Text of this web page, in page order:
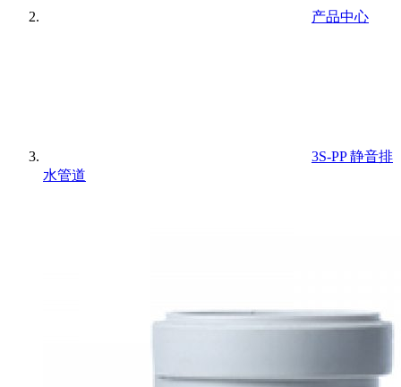
产品中心
3S-PP 静音排
水管道